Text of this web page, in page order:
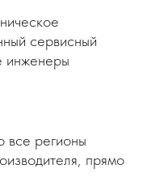
сервисный
инженеры
все регионы
прямо